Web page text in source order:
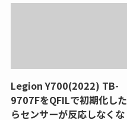
Legion Y700(2022) TB-
9707FをQFILで初期化した
らセンサーが反応しなくな